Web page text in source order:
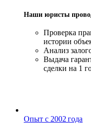
Наши юристы
Проверка
истории
Анализ
Выдача
сделки на 1
Опыт с 2002 года